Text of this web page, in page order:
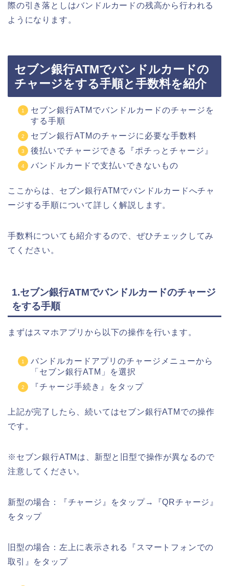
際の引き落としはバンドルカードの残高から行われる
ようになります。
セブン銀行ATMでバンドルカードの
チャージをする手順と手数料を紹介
セブン銀行ATMでバンドルカードのチャージを
する手順
セブン銀行ATMのチャージに必要な手数料
後払いでチャージできる『ポチっとチャージ』
バンドルカードで支払いできないもの
ここからは、セブン銀行ATMでバンドルカードへチャ
ージする手順について詳しく解説します。
手数料についても紹介するので、ぜひチェックしてみ
てください。
1.セブン銀行ATMでバンドルカードのチャージ
をする手順
まずはスマホアプリから以下の操作を行います。
バンドルカードアプリのチャージメニューから
「セブン銀行ATM」を選択
『チャージ手続き』をタップ
上記が完了したら、続いてはセブン銀行ATMでの操作
です。
※セブン銀行ATMは、新型と旧型で操作が異なるので
注意してください。
新型の場合：『チャージ』をタップ→『QRチャージ』
をタップ
旧型の場合：左上に表示される『スマートフォンでの
取引』をタップ